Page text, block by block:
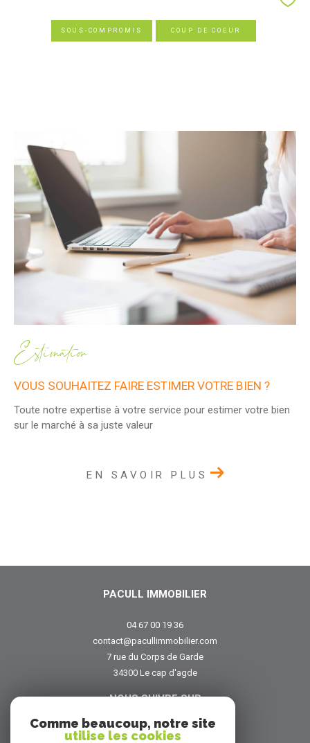
SOUS-COMPROMIS COUP DE COEUR
Estimation
VOUS SOUHAITEZ FAIRE ESTIMER VOTRE BIEN ?
Toute notre expertise à votre service pour estimer votre bien
sur le marché à sa juste valeur
EN SAVOIR PLUS
PACULL IMMOBILIER
04 67 00 19 36
contact@pacullimmobilier.com
7 rue du Corps de Garde
34300
le cap d'agde
NOUS SUIVRE SUR
Comme beaucoup, notre site
utilise les cookies